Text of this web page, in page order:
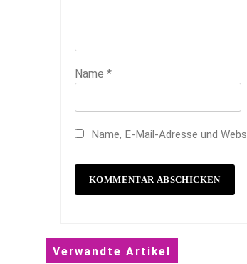
Name *
Name, E-Mail-Adresse und
Verwandte Artikel